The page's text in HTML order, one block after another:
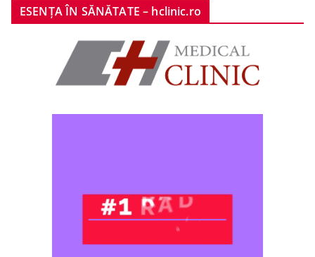
ESENȚA ÎN SĂNĂTATE – hclinic.ro